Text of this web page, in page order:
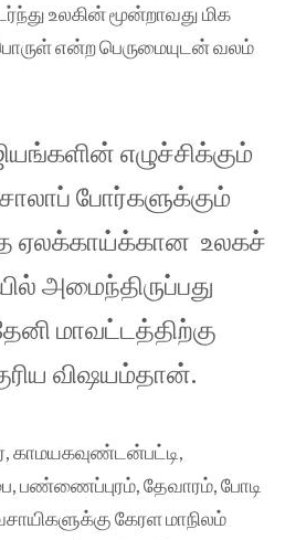
உலகின் மூன்றாவது மிக
என்ற பெருமையுடன் வலம்
எழுச்சிக்கும்
போர்களுக்கும்
ஏலக்காய்க்கான உலகச்
அமைந்திருப்பது
மாவட்டத்திற்கு
விஷயம்தான்.
காமயகவுண்டன்பட்டி,
பண்ணைப்புரம், தேவாரம், போடி
கேரள மாநிலம்